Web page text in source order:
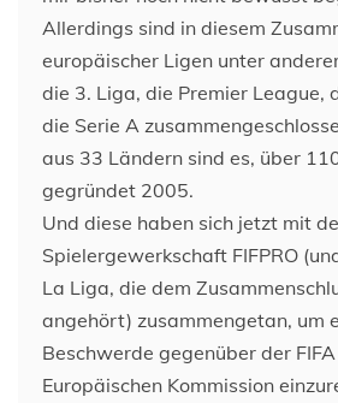
Allerdings sind in diesem
europäischer Ligen unter
die 3. Liga, die Premier League,
die Serie A
aus 33 Ländern sind es, über
gegründet 2005.
Und diese haben sich jetzt mit
Spielergewerkschaft FIFPRO
La Liga, die dem
angehört) zusammengetan, um
Beschwerde gegenüber der
Europäischen Kommission